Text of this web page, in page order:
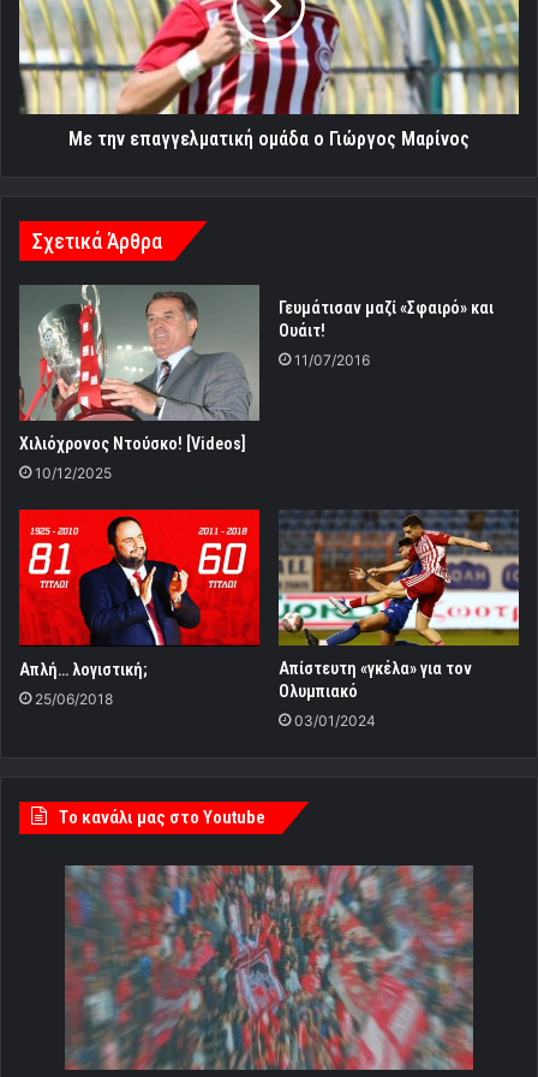
ο
Γιώργος
Μαρίνος
Με την επαγγελματική ομάδα ο Γιώργος Μαρίνος
Σχετικά Άρθρα
Χιλιόχρονος Ντούσκο! [Videos]
10/12/2025
Γευμάτισαν μαζί «Σφαιρό» και
Ουάιτ!
11/07/2016
Απλή… λογιστική;
25/06/2018
Απίστευτη «γκέλα» για τον
Ολυμπιακό
03/01/2024
Tο κανάλι μας στο Youtube